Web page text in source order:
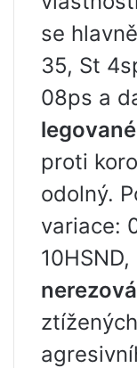
se
35, St
08ps a
legované
proti
odolný.
variace: